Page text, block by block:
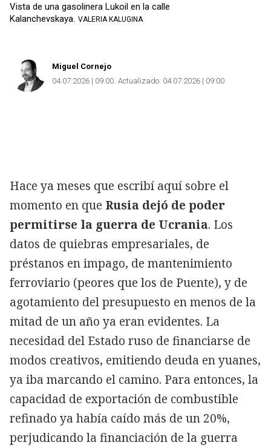
Vista de una gasolinera Lukoil en la calle
Kalanchevskaya. VALERIA KALUGINA
Miguel Cornejo
04.07.2026 | 09:00 Actualizado: 04.07.2026 | 09:00
Hace ya meses que escribí aquí sobre el
momento en que Rusia dejó de poder
permitirse la guerra de Ucrania. Los
datos de quiebras empresariales, de
préstanos en impago, de mantenimiento
ferroviario (peores que los de Puente), y de
agotamiento del presupuesto en menos de la
mitad de un año ya eran evidentes. La
necesidad del Estado ruso de financiarse de
modos creativos, emitiendo deuda en yuanes,
ya iba marcando el camino. Para entonces, la
capacidad de exportación de combustible
refinado ya había caído más de un 20%,
perjudicando la financiación de la guerra